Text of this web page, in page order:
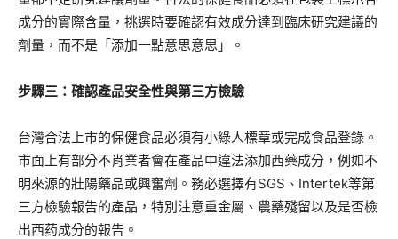
成分的實際含量，挑選時要確認有效成分達到臨床研究建議的
劑量，而不是「添加一點意思意思」。
步驟三：確認產品安全性與第三方檢驗
台灣合法上市的保健食品必須有小綠人標章或完成食品登錄。
市面上有部分不肖業者會在產品中違法添加西藥成分，例如不
明來源的壯陽藥品或興奮劑。務必選擇有SGS、Intertek等第
三方檢驗報告的產品，特別注意重金屬、農藥殘留以及是否檢
出西药成分的報告。